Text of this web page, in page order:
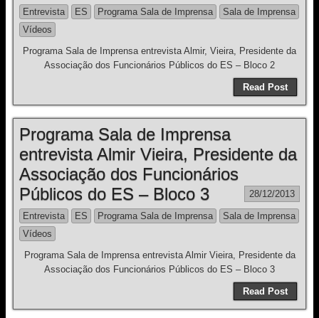
Entrevista ES Programa Sala de Imprensa
Sala de Imprensa
Vídeos
Programa Sala de Imprensa entrevista Almir, Vieira, Presidente da
Associação dos Funcionários Públicos do ES – Bloco 2
Read Post
Programa Sala de Imprensa
entrevista Almir Vieira, Presidente da
Associação dos Funcionários
Públicos do ES – Bloco 3
28/12/2013
Entrevista ES Programa Sala de Imprensa
Sala de Imprensa
Vídeos
Programa Sala de Imprensa entrevista Almir Vieira, Presidente da
Associação dos Funcionários Públicos do ES – Bloco 3
Read Post